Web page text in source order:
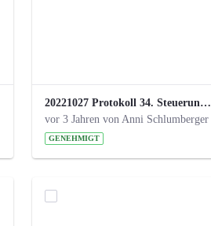
20221027 Protokoll 34. Steuerungskreis.pdf
vor 3 Jahren von Anni Schlumberger
GENEHMIGT